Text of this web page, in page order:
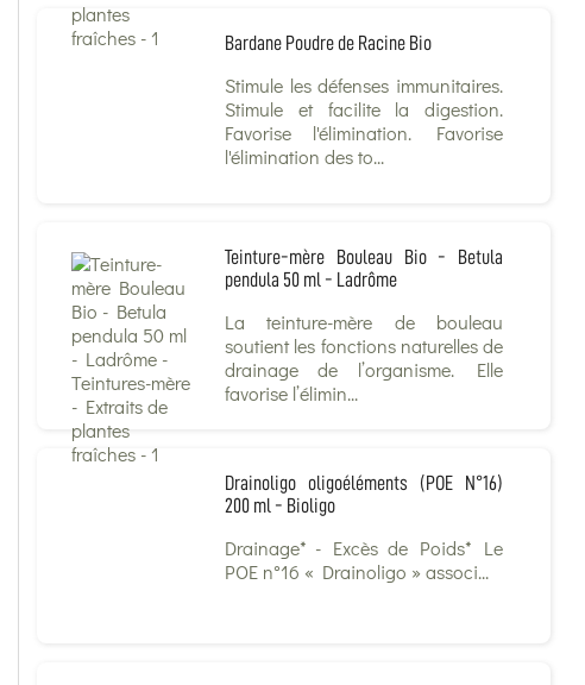
Bardane Poudre de Racine Bio
Stimule les défenses immunitaires.
Stimule et facilite la digestion.
Favorise l'élimination. Favorise
l'élimination des to...
Teinture-mère Bouleau Bio - Betula
pendula 50 ml - Ladrôme
La teinture-mère de bouleau
soutient les fonctions naturelles de
drainage de l’organisme. Elle
favorise l’élimin...
Drainoligo oligoéléments (POE N°16)
200 ml - Bioligo
Drainage* - Excès de Poids* Le
POE n°16 « Drainoligo » associ...